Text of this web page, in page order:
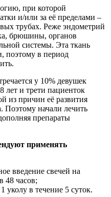
при которой
и/или за её пределами –
трубах. Реже эндометрий
брюшины, органов
системы. Эта ткань
поэтому в период
у 10% девушек
лет и трети пациенток
из причин её развития
Поэтому начали лечить
препараты
применять
введение свечей на
48 часов;
в течение 5 суток.